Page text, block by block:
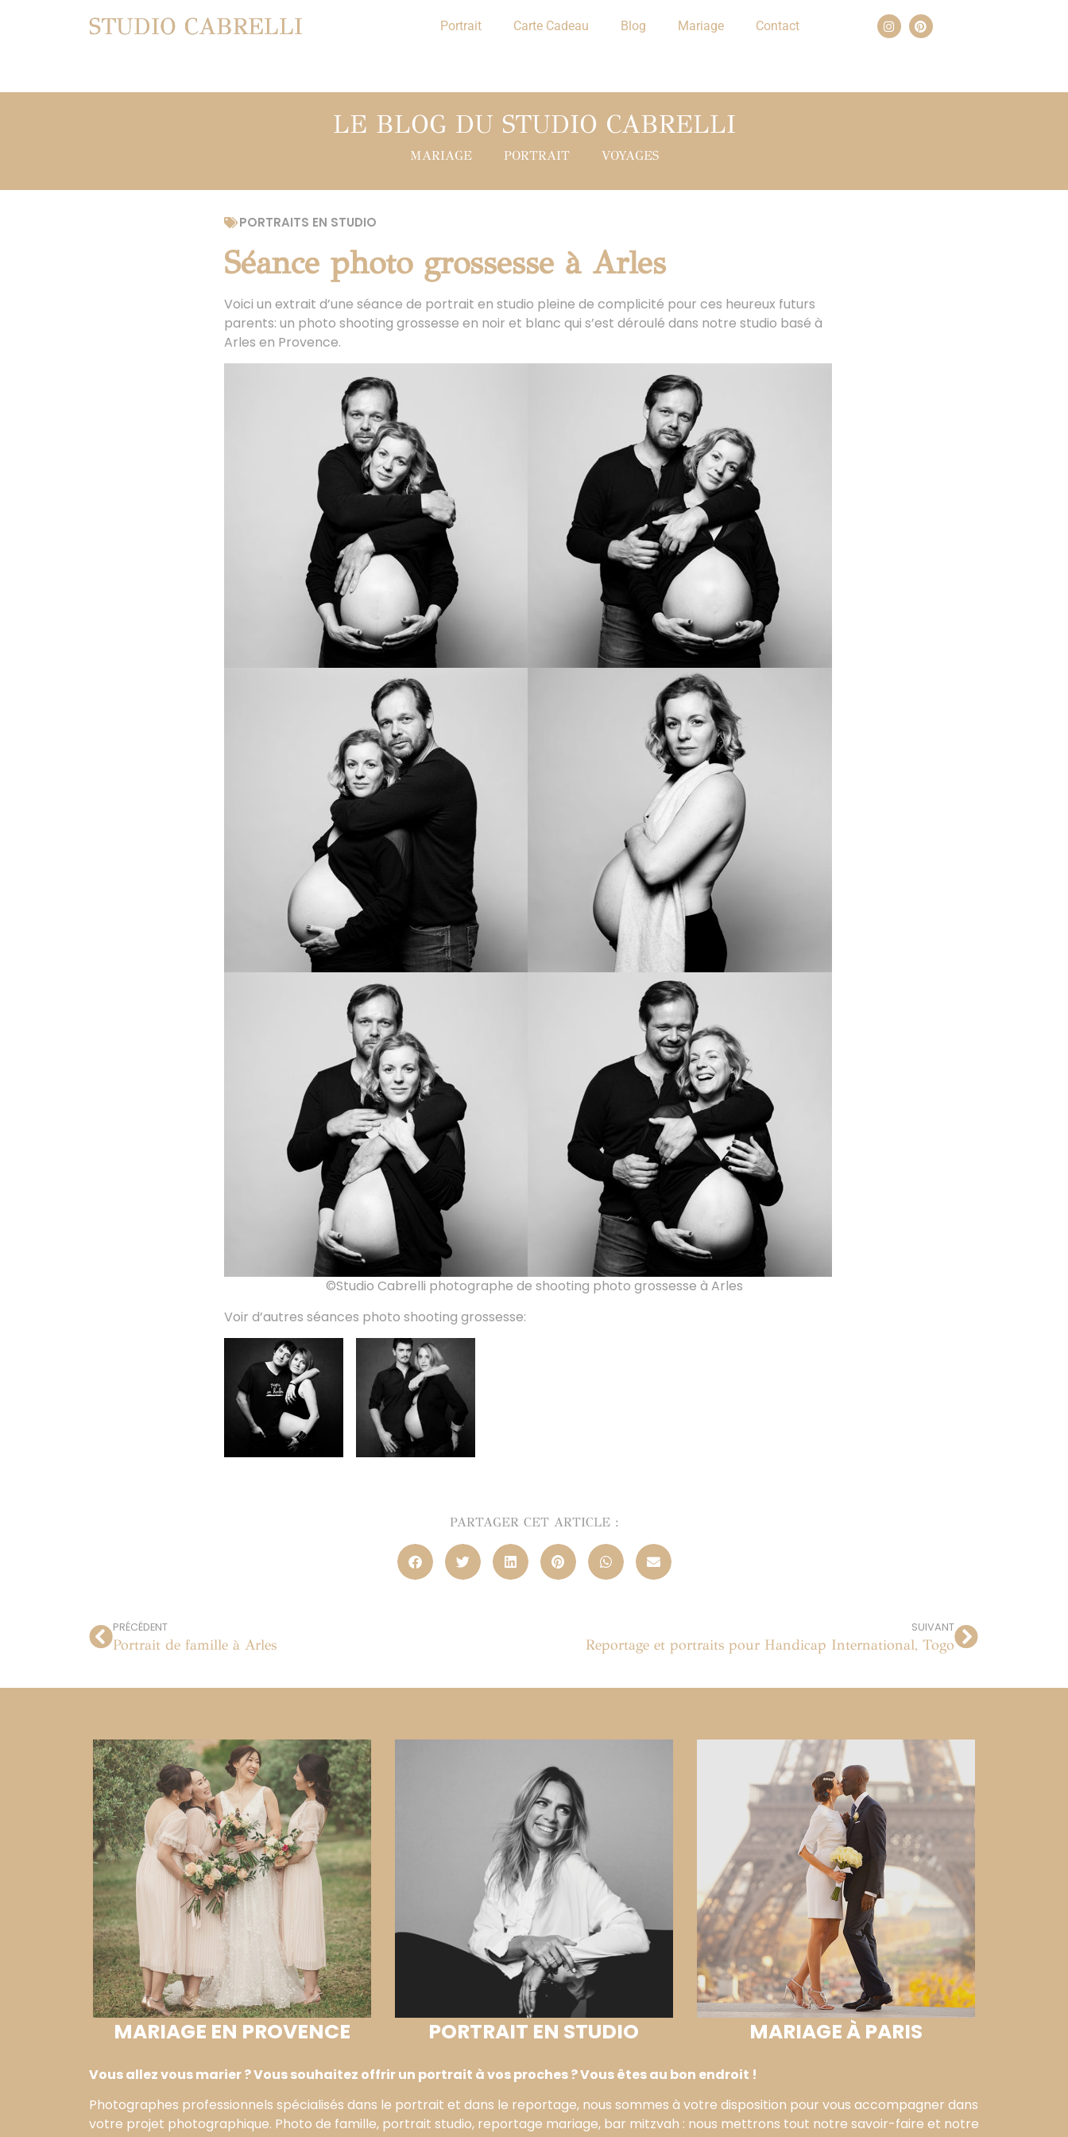
STUDIO CABRELLI Portrait Carte Cadeau Blog Mariage Contact
LE BLOG DU STUDIO CABRELLI
MARIAGE PORTRAIT VOYAGES
PORTRAITS EN STUDIO
Séance photo grossesse à Arles
Voici un extrait d’une séance de portrait en studio pleine de complicité pour ces heureux futurs
parents: un photo shooting grossesse en noir et blanc qui s’est déroulé dans notre studio basé à
Arles en Provence.
©Studio Cabrelli photographe de shooting photo grossesse à Arles
Voir d’autres séances photo shooting grossesse:
PARTAGER CET ARTICLE :
PRÉCÉDENT
Portrait de famille à Arles
SUIVANT
Reportage et portraits pour Handicap International, Togo
MARIAGE EN PROVENCE PORTRAIT EN STUDIO MARIAGE À PARIS
Vous allez vous marier ? Vous souhaitez offrir un portrait à vos proches ? Vous êtes au bon endroit !
Photographes professionnels spécialisés dans le portrait et dans le reportage, nous sommes à votre disposition pour vous accompagner dans
votre projet photographique. Photo de famille, portrait studio, reportage mariage, bar mitzvah : nous mettrons tout notre savoir-faire et notre